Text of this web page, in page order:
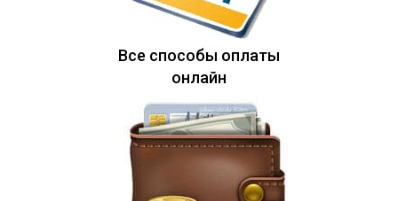
Все способы оплаты
онлайн